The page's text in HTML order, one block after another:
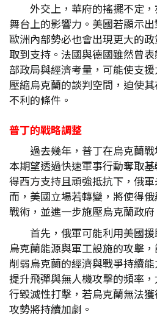
外交上，華府的搖擺不定
舞台上的影響力。美國若顯示
歐洲內部勢必也會出現更大的
取到支持。法國與德國雖然曾
部政局與經濟考量，可能使支
壓縮烏克蘭的談判空間，迫使
不利的條件。
普丁的戰略調整
過去幾年，普丁在烏克蘭
本期望透過快速軍事行動奪取
得西方支持且頑強抵抗下，俄
而，美國立場若轉變，將使得
戰術，並進一步施壓烏克蘭政府
首先，俄軍可能利用美國
烏克蘭能源與軍工設施的攻擊
削弱烏克蘭的經濟與戰爭持續
提升飛彈與無人機攻擊的頻率
行毀滅性打擊，若烏克蘭無法
攻勢將持續加劇。